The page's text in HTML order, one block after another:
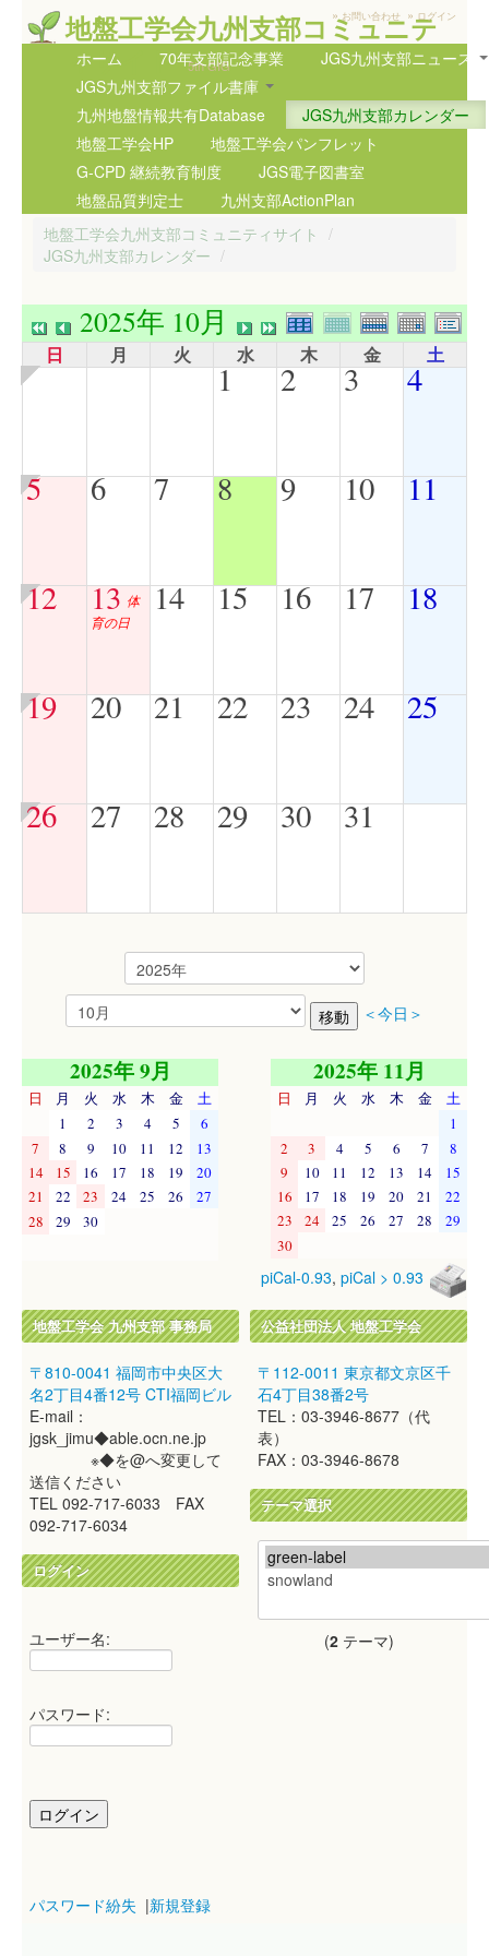
地盤工学会九州支部コミュニテ
ィサイト
5th GIG
» お問い合わせ » ログイン
ホーム 70年支部記念事業
JGS九州支部ニュース
JGS九州支部ファイル書庫
九州地盤情報共有Database
JGS九州支部カレンダー
地盤工学会HP
地盤工学会パンフレット
G-CPD 継続教育制度
JGS電子図書室
地盤品質判定士
九州支部ActionPlan
地盤工学会九州支部コミュニティサイト /
JGS九州支部カレンダー /
2025年 10月
日 月 火 水 木 金 土
1 2 3 4
5 6 7 8 9 10 11
12 13 体
育の日
14 15 16 17 18
19 20 21 22 23 24 25
26 27 28 29 30 31
＜今日＞
2025年 9月
日 月 火 水 木 金
土
1
2 3 4 5
6
7
8 9 10 11 12
13
14
15 16 17 18 19
20
21
22 23 24 25 26
27
28
29 30
2025年 11月
日 月 火 水 木 金
土
1
2
3 4 5 6 7
8
9
10 11 12 13 14
15
16
17 18 19 20 21
22
23
24 25 26 27 28
29
30
piCal-0.93, piCal > 0.93
地盤工学会 九州支部 事務局
〒810-0041 福岡市中央区大
名2丁目4番12号 CTI福岡ビル
E-mail：
jgsk_jimu◆able.ocn.ne.jp
※◆を@へ変更して
送信ください
TEL 092-717-6033 FAX
092-717-6034
ログイン
ユーザー名:
パスワード:
パスワード紛失 |新規登録
公益社団法人 地盤工学会
〒112-0011 東京都文京区千
石4丁目38番2号
TEL：03-3946-8677（代
表）
FAX：03-3946-8678
テーマ選択
(2テーマ)